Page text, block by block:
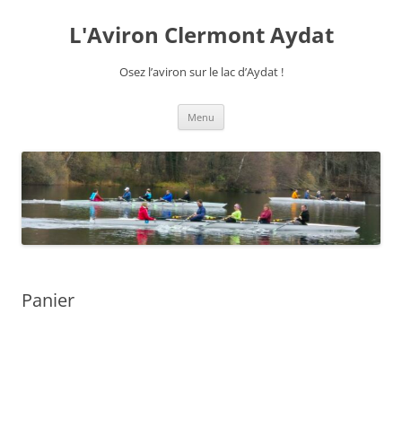
L'Aviron Clermont Aydat
Osez l’aviron sur le lac d’Aydat !
Menu
Panier